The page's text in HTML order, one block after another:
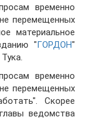
временно
перемещенных
материальное
"ГОРДОН"
временно
перемещенных
Скорее
ведомства